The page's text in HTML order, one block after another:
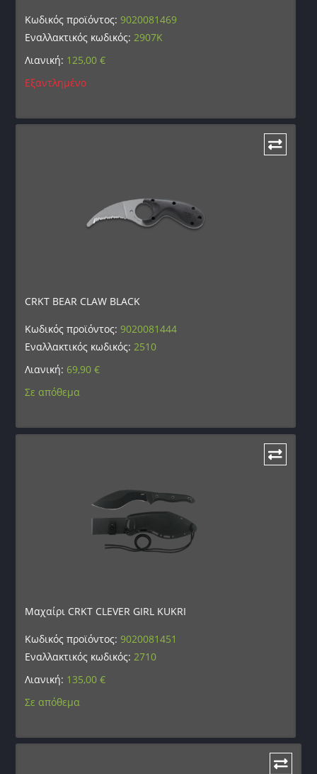
Κωδικός προϊόντος:9020081469
Εναλλακτικός κωδικός:2907K
Λιανική: 125,00€
Εξαντλημένο
CRKT BEAR CLAW BLACK
Κωδικός προϊόντος:9020081444
Εναλλακτικός κωδικός:2510
Λιανική: 69,90€
Σε απόθεμα
Μαχαίρι CRKT CLEVER GIRL KUKRI
Κωδικός προϊόντος:9020081451
Εναλλακτικός κωδικός: 2710
Λιανική: 135,00€
Σε απόθεμα